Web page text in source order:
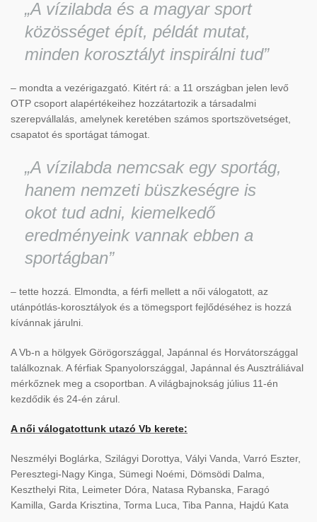
„A vízilabda és a magyar sport
közösséget épít, példát mutat,
minden korosztályt inspirálni tud”
– mondta a vezérigazgató. Kitért rá: a 11 országban jelen levő
OTP csoport alapértékeihez hozzátartozik a társadalmi
szerepvállalás, amelynek keretében számos sportszövetséget,
csapatot és sportágat támogat.
„A vízilabda nemcsak egy sportág,
hanem nemzeti büszkeségre is
okot tud adni, kiemelkedő
eredményeink vannak ebben a
sportágban”
– tette hozzá. Elmondta, a férfi mellett a női válogatott, az
utánpótlás-korosztályok és a tömegsport fejlődéséhez is hozzá
kívánnak járulni.
A Vb-n a hölgyek Görögországgal, Japánnal és Horvátországgal
találkoznak. A férfiak Spanyolországgal, Japánnal és Ausztráliával
mérkőznek meg a csoportban. A világbajnokság július 11-én
kezdődik és 24-én zárul.
A női válogatottunk utazó Vb kerete:
Neszmélyi Boglárka, Szilágyi Dorottya, Vályi Vanda, Varró Eszter,
Peresztegi-Nagy Kinga, Sümegi Noémi, Dömsödi Dalma,
Keszthelyi Rita, Leimeter Dóra, Natasa Rybanska, Faragó
Kamilla, Garda Krisztina, Torma Luca, Tiba Panna, Hajdú Kata